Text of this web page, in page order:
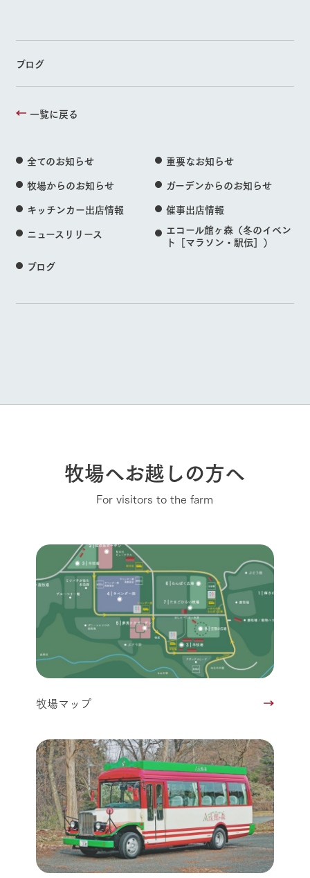
ブログ
一覧に戻る
全てのお知らせ
重要なお知らせ
牧場からのお知らせ
ガーデンからのお知らせ
キッチンカー出店情報
催事出店情報
ニュースリリース
エコール館ヶ森（冬のイベン
ト［マラソン・駅伝］）
ブログ
牧場へお越しの方へ
For visitors to the farm
牧場マップ